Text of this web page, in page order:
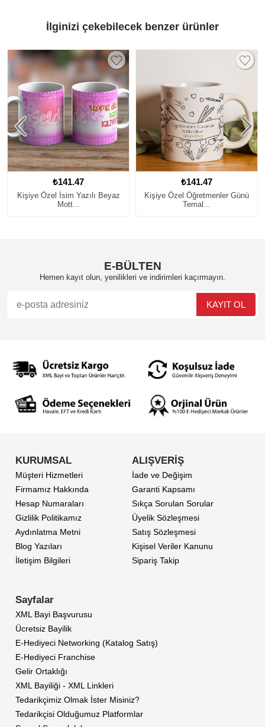
İlginizi çekebilecek benzer ürünler
₺141.47
Kişiye Özel Öğretmenler Günü
₺183.40
Kişiye Özel Soyut Yüz
E-BÜLTEN
Hemen kayıt olun, yenilikleri ve indirimleri kaçırmayın.
KURUMSAL
Müşteri Hizmetleri
Firmamız Hakkında
Hesap Numaraları
Gizlilik Politikamız
Aydınlatma Metni
Blog Yazıları
İletişim Bilgileri
ALIŞVERİŞ
İade ve Değişim
Garanti Kapsamı
Sıkça Sorulan Sorular
Üyelik Sözleşmesi
Satış Sözleşmesi
Kişisel Veriler Kanunu
Sipariş Takip
Sayfalar
XML Bayi Başvurusu
Ücretsiz Bayilik
E-Hediyeci Networking (Katalog Satış)
E-Hediyeci Franchise
Gelir Ortaklığı
XML Bayiliği - XML Linkleri
Tedarikçimiz Olmak İster Misiniz?
Tedarikçisi Olduğumuz Platformlar